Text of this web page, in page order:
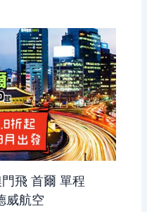
飛 首爾 單程
威航空